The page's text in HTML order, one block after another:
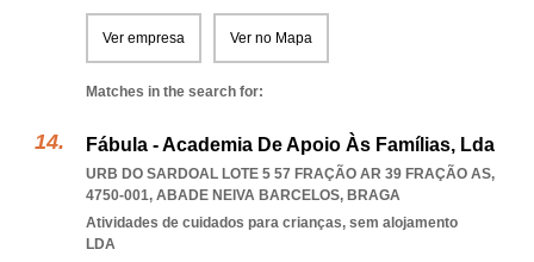
Ver empresa Ver no Mapa
Matches in the search for:
Fábula - Academia De Apoio Às Famílias, Lda
URB DO SARDOAL LOTE 5 57 FRAÇÃO AR 39 FRAÇÃO AS,
4750-001, ABADE NEIVA BARCELOS, BRAGA
Atividades de cuidados para crianças, sem alojamento
LDA